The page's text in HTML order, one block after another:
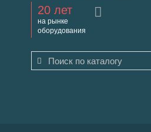
20 лет
на рынке
оборудования